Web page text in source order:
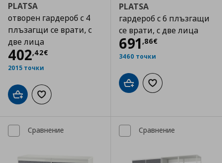
PLATSA
отворен гардероб с 4
плъзагщи се врати, с
две лица
402,42€
Цена402,42 €
2015 точки
Добави в кошницата
Добави към списъка с любими
PLATSA
гардероб с 6 плъзгащи
се врати, с две лица
691 ,86€
Цена
3460 точки
Добави в кошницата
Добави към
Сравнение Сравнение